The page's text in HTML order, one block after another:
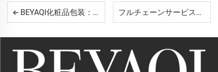
BEYAQI化粧品包装：グローバルな美容ブランド向けにカスタムソリューションを提供する10年にわたる卓越性 フルチェーンサービスの強み：グローバルビューティーブランドがBEYAQIのパッケージングに依存する理由